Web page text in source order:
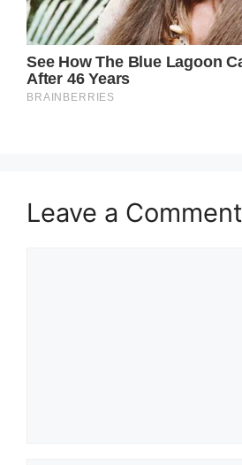
Leave a Comment